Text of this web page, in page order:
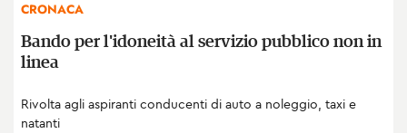
CRONACA
Bando per l'idoneità al servizio pubblico non in
linea
Rivolta agli aspiranti conducenti di auto a noleggio, taxi e
natanti